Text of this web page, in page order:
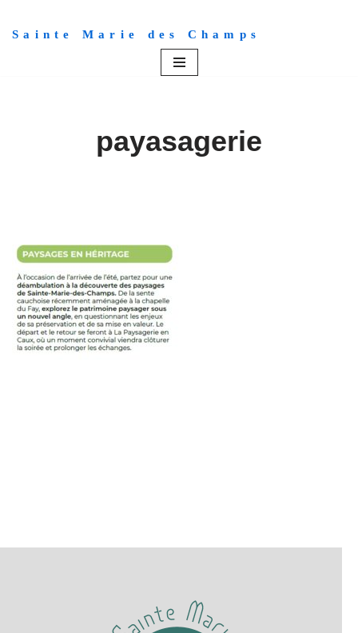
Aller
Sainte Marie des Champs
payasagerie